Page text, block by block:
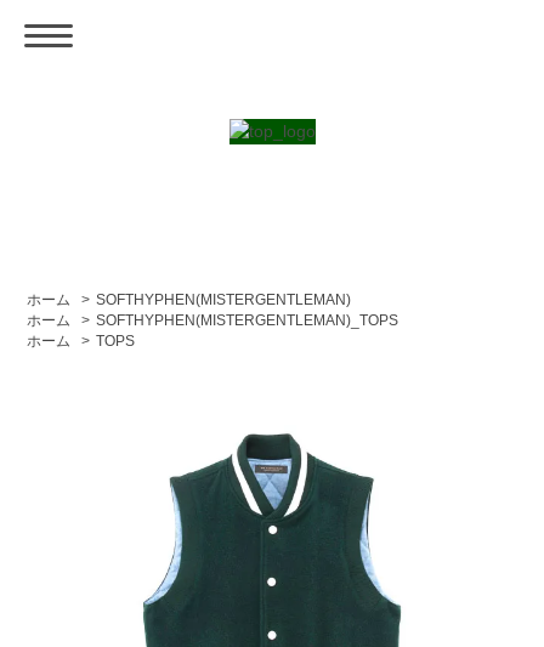
ホーム > SOFTHYPHEN(MISTERGENTLEMAN)
ホーム
> SOFTHYPHEN(MISTERGENTLEMAN)_TOPS
ホーム
> TOPS